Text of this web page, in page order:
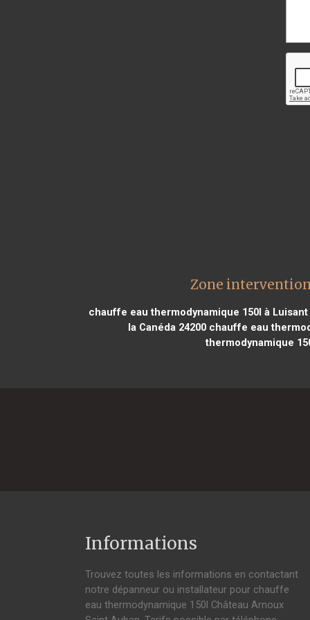
Zone
chauffe eau thermodynamique 150l à Luisant
la Canéda 24200 chauffe eau
thermodynamique
Informations
Trouvez toutes les informations en contactant
notre dépanneur ou installateur pour chauffe
eau thermodynamique 150l Château Arnoux